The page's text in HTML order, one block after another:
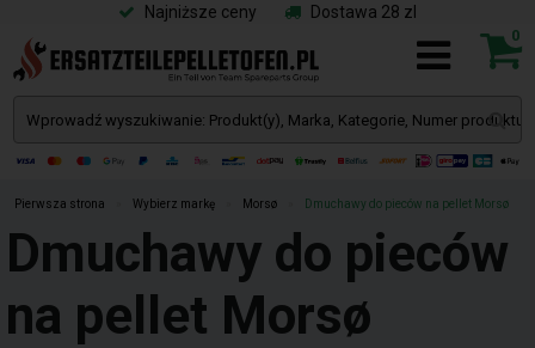
Najniższe ceny Dostawa 28 zl
0
Pierwsza strona Wybierz markę Morsø Dmuchawy do pieców na pellet Morsø
Dmuchawy do pieców
na pellet Morsø